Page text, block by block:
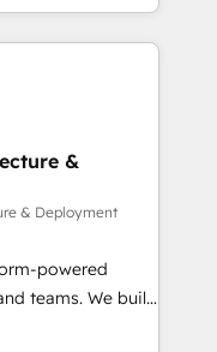
équipe pour
à
des ETI
et des
RevOps
commerciales et
API,
visiteurs en
&
& Deployment
powered
teams. We build